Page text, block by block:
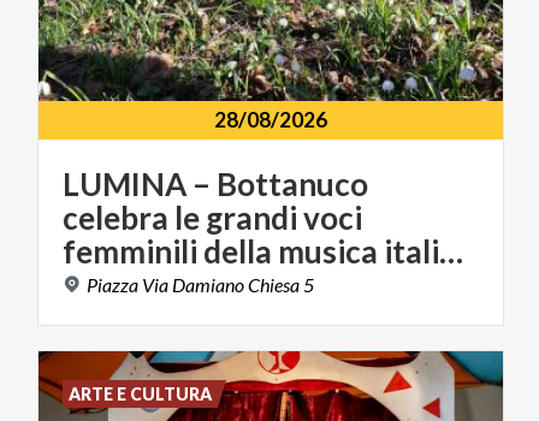
28/08/2026
LUMINA – Bottanuco
celebra le grandi voci
femminili della musica italiana
Piazza Via DamianoChiesa 5
ARTE E CULTURA